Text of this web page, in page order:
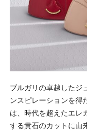
ブルガリの卓越したジ
ンスピレーションを得
は、時代を超えたエレ
する貴石のカットに由